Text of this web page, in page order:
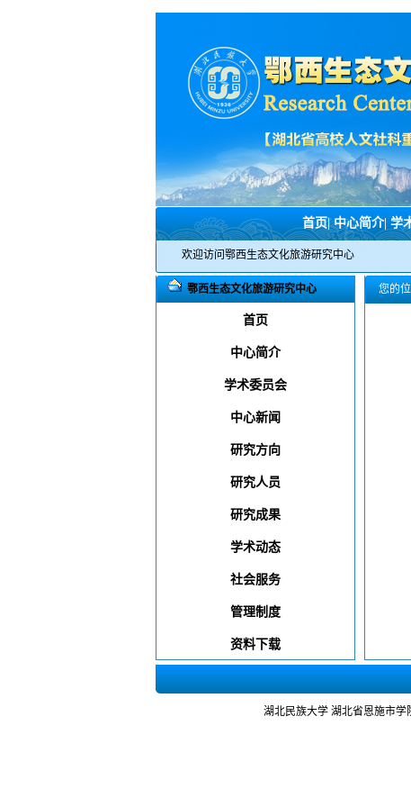
首页| 中心简介| 学
欢迎访问鄂西生态文化旅游研究中心
鄂西生态文化旅游研究中心
首页
中心简介
学术委员会
中心新闻
研究方向
研究人员
研究成果
学术动态
社会服务
管理制度
资料下载
您的
湖北民族大学 湖北省恩施市学